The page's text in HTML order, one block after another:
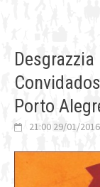
Porto
21:00 29/01/2016